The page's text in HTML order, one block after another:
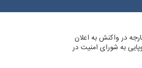
در واکنش به اعلان
به شورای امنیت در